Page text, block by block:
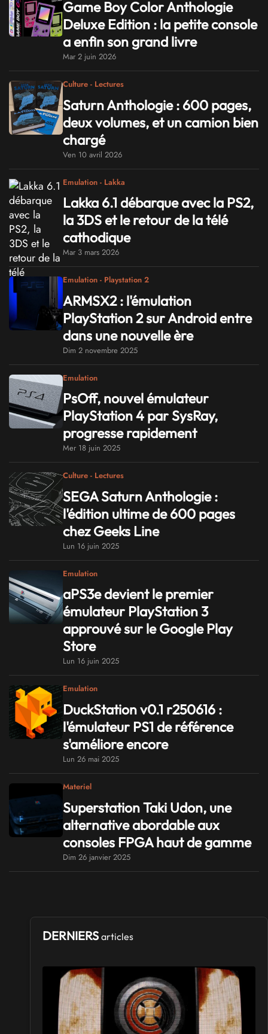
Game Boy Color Anthologie
Deluxe Edition : la petite console
a enfin son grand livre
Mar 2 juin 2026
Culture - Lectures
Saturn Anthologie : 600 pages,
deux volumes, et un camion bien
chargé
Ven 10 avril 2026
Emulation - Lakka
Lakka 6.1 débarque avec la PS2,
la 3DS et le retour de la télé
cathodique
Mar 3 mars 2026
Emulation - Playstation 2
ARMSX2 : l'émulation
PlayStation 2 sur Android entre
dans une nouvelle ère
Dim 2 novembre 2025
Emulation
PsOff, nouvel émulateur
PlayStation 4 par SysRay,
progresse rapidement
Mer 18 juin 2025
Culture - Lectures
SEGA Saturn Anthologie :
l'édition ultime de 600 pages
chez Geeks Line
Lun 16 juin 2025
Emulation
aPS3e devient le premier
émulateur PlayStation 3
approuvé sur le Google Play
Store
Lun 16 juin 2025
Emulation
DuckStation v0.1 r250616 :
l'émulateur PS1 de référence
s'améliore encore
Lun 26 mai 2025
Materiel
Superstation Taki Udon, une
alternative abordable aux
consoles FPGA haut de gamme
Dim 26 janvier 2025
DERNIERS articles